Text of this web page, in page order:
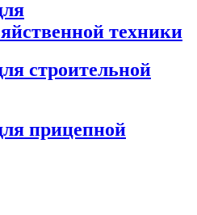
техники
строительной
прицепной